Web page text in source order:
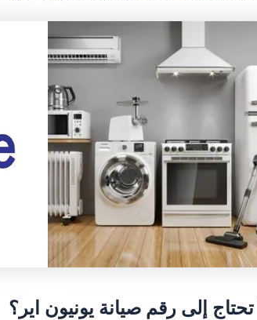
تحتاج إلى رقم صيانة يونيون اير؟